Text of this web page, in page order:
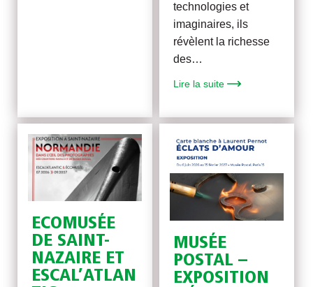
technologies et
imaginaires, ils
révèlent la richesse
des…
Lire la suite
ECOMUSÉE
DE SAINT-
NAZAIRE ET
ESCAL’ATLAN
MUSÉE
POSTAL –
EXPOSITION